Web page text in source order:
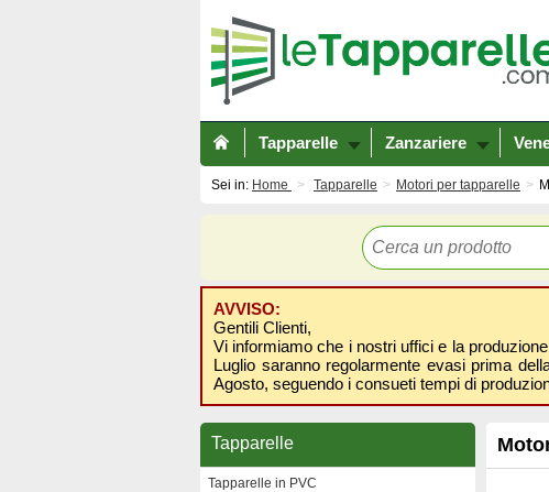
Tapparelle Zanzariere
Sei in: Home Tapparelle Motori per tapparelle
AVVISO:
Gentili Clienti,
Vi informiamo che i nostri uffici e la
Luglio saranno regolarmente evasi prima
Agosto, seguendo i consueti tempi di
Tapparelle
Tapparelle in PVC